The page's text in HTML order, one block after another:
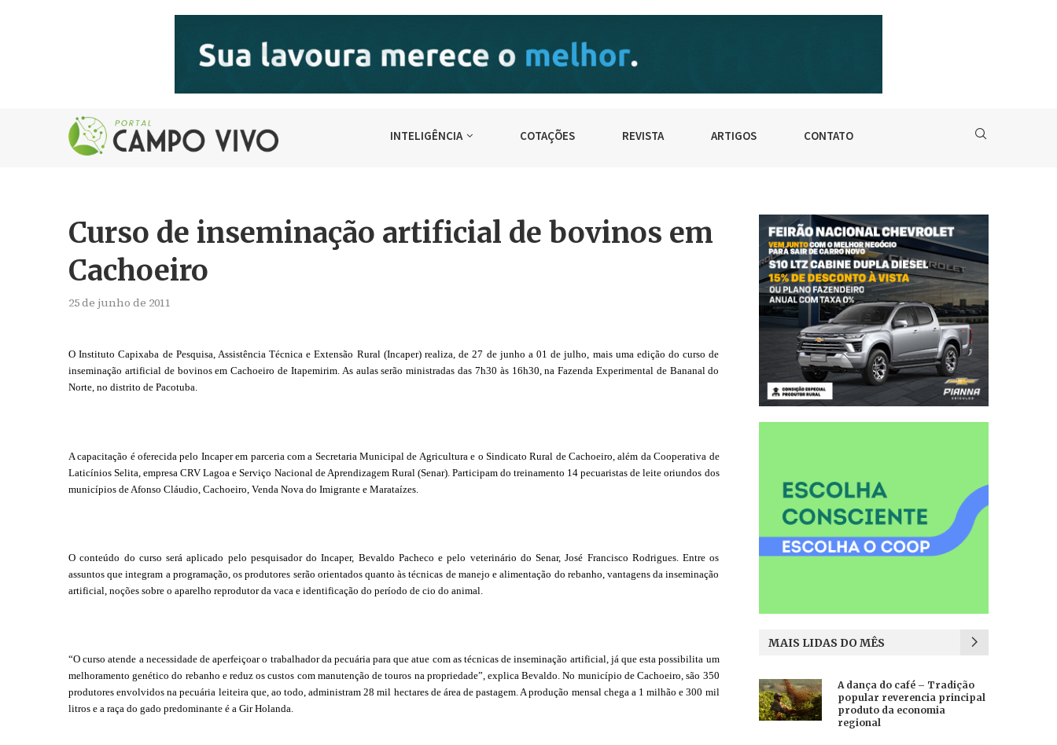
INTELIGÊNCIA COTAÇÕES REVISTA ARTIGOS CONTATO
Curso de inseminação artificial de bovinos em
Cachoeiro
25 de junho de 2011
O Instituto Capixaba de Pesquisa, Assistência Técnica e Extensão Rural (Incaper) realiza, de 27 de junho a 01 de julho, mais uma edição do curso de
inseminação artificial de bovinos em Cachoeiro de Itapemirim. As aulas serão ministradas das 7h30 às 16h30, na Fazenda Experimental de Bananal do
Norte, no distrito de Pacotuba.
A capacitação é oferecida pelo Incaper em parceria com a Secretaria Municipal de Agricultura e o Sindicato Rural de Cachoeiro, além da Cooperativa de
Laticínios Selita, empresa CRV Lagoa e Serviço Nacional de Aprendizagem Rural (Senar). Participam do treinamento 14 pecuaristas de leite oriundos dos
municípios de Afonso Cláudio, Cachoeiro, Venda Nova do Imigrante e Marataízes.
O conteúdo do curso será aplicado pelo pesquisador do Incaper, Bevaldo Pacheco e pelo veterinário do Senar, José Francisco Rodrigues. Entre os
assuntos que integram a programação, os produtores serão orientados quanto às técnicas de manejo e alimentação do rebanho, vantagens da inseminação
artificial, noções sobre o aparelho reprodutor da vaca e identificação do período de cio do animal.
“O curso atende a necessidade de aperfeiçoar o trabalhador da pecuária para que atue com as técnicas de inseminação artificial, já que esta possibilita um
melhoramento genético do rebanho e reduz os custos com manutenção de touros na propriedade”, explica Bevaldo. No município de Cachoeiro, são 350
produtores envolvidos na pecuária leiteira que, ao todo, administram 28 mil hectares de área de pastagem. A produção mensal chega a 1 milhão e 300 mil
litros e a raça do gado predominante é a Gir Holanda.
MAIS LIDAS DO MÊS
A dança do café – Tradição
popular reverencia principal
produto da economia
regional